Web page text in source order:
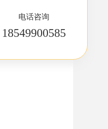
电话咨询
18549900585